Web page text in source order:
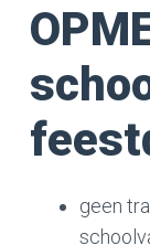
geen